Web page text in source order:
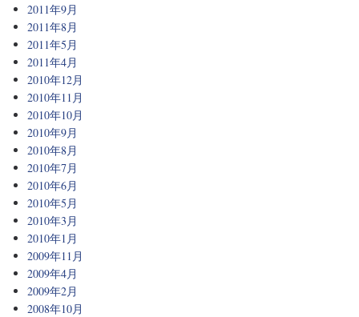
2011年9月
2011年8月
2011年5月
2011年4月
2010年12月
2010年11月
2010年10月
2010年9月
2010年8月
2010年7月
2010年6月
2010年5月
2010年3月
2010年1月
2009年11月
2009年4月
2009年2月
2008年10月